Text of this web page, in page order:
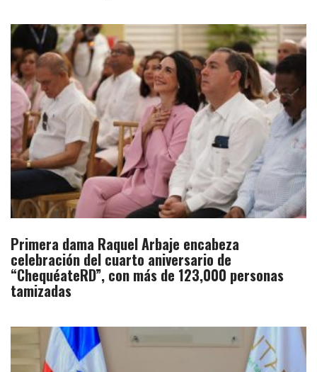
Primera dama Raquel Arbaje encabeza
celebración del cuarto aniversario de
“ChequéateRD”, con más de 123,000 personas
tamizadas